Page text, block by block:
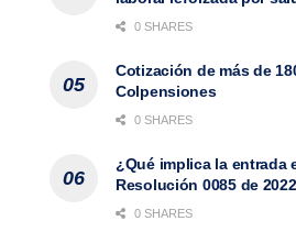
0 SHARES
Cotización de más de
Colpensiones
0 SHARES
¿Qué implica la entrada
Resolución 0085 de
0 SHARES